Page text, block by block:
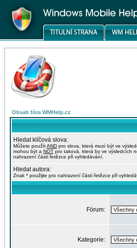
Obsah fóra WMHelp.cz
Hledat klíčová slova:
Můžete použítAND pro slova, která musí být ve
mohou být a NOT pro taková, která by ve výsledcích
nahrazení části řetězce při vyhledávání.
Hledat autora:
Znak * použijte pro nahrazení části řetězce při
Fórum:
Kategorie: